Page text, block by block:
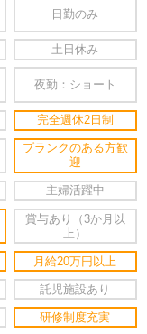
日勤のみ
土日休み
夜勤：ショート
完全週休2日制
ブランクのある方歓
迎
主婦活躍中
賞与あり（3か月以
上）
月給20万円以上
託児施設あり
研修制度充実